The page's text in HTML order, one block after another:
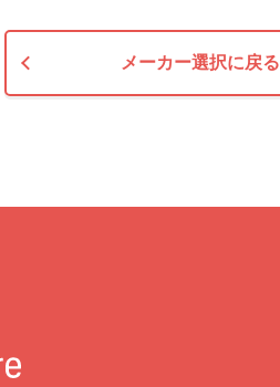
メーカー選択に戻る